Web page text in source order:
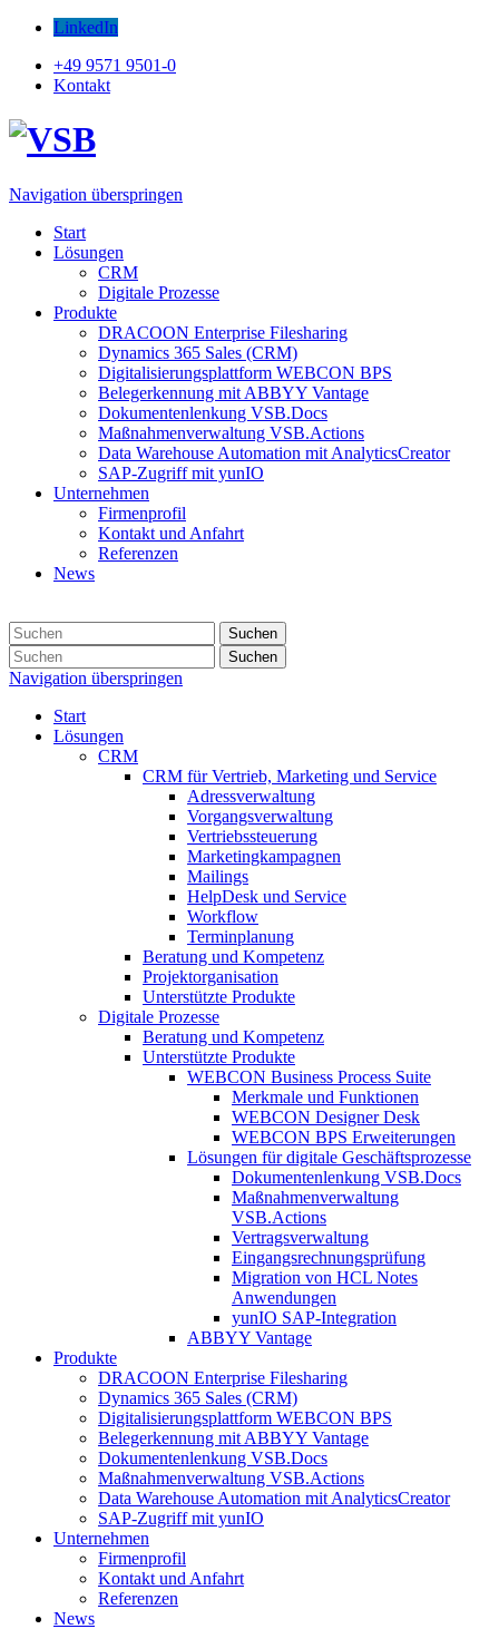
LinkedIn
+49 9571 9501-0
Kontakt
Navigation überspringen
Start
Lösungen
CRM
Digitale Prozesse
Produkte
DRACOON Enterprise Filesharing
Dynamics 365 Sales (CRM)
Digitalisierungsplattform WEBCON BPS
Belegerkennung mit ABBYY Vantage
Dokumentenlenkung VSB.Docs
Maßnahmenverwaltung VSB.Actions
Data Warehouse Automation mit AnalyticsCreator
SAP-Zugriff mit yunIO
Unternehmen
Firmenprofil
Kontakt und Anfahrt
Referenzen
News
Suchen
Suchen
Navigation überspringen
Start
Lösungen
CRM
CRM für Vertrieb, Marketing und Service
Adressverwaltung
Vorgangsverwaltung
Vertriebssteuerung
Marketingkampagnen
Mailings
HelpDesk und Service
Workflow
Terminplanung
Beratung und Kompetenz
Projektorganisation
Unterstützte Produkte
Digitale Prozesse
Beratung und Kompetenz
Unterstützte Produkte
WEBCON Business Process Suite
Merkmale und Funktionen
WEBCON Designer Desk
WEBCON BPS Erweiterungen
Lösungen für digitale Geschäftsprozesse
Dokumentenlenkung VSB.Docs
Maßnahmenverwaltung
VSB.Actions
Vertragsverwaltung
Eingangsrechnungs­prüfung
Migration von HCL Notes
Anwendungen
yunIO SAP-Integration
ABBYY Vantage
Produkte
DRACOON Enterprise Filesharing
Dynamics 365 Sales (CRM)
Digitalisierungsplattform WEBCON BPS
Belegerkennung mit ABBYY Vantage
Dokumentenlenkung VSB.Docs
Maßnahmenverwaltung VSB.Actions
Data Warehouse Automation mit AnalyticsCreator
SAP-Zugriff mit yunIO
Unternehmen
Firmenprofil
Kontakt und Anfahrt
Referenzen
News